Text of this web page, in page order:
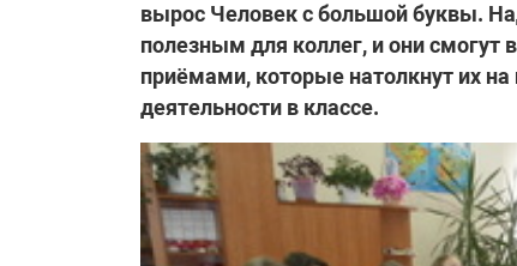
вырос Человек с большой буквы.
полезным для коллег, и они
приёмами, которые натолкнут их
деятельности в классе.